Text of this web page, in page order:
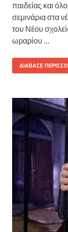
παιδείας και
σεμινάρια στα
του Νέου
ωραρίου …
ΔΙΆΒΑΣΕ